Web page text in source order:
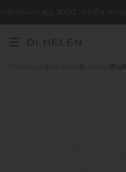
від 3000 грн
Каталог Піжами